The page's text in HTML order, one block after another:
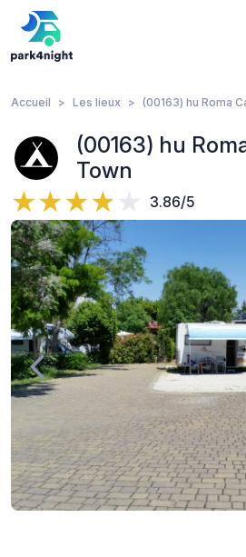
Accueil Les lieux (00163) hu Roma
(00163) hu
Town
3.86/5